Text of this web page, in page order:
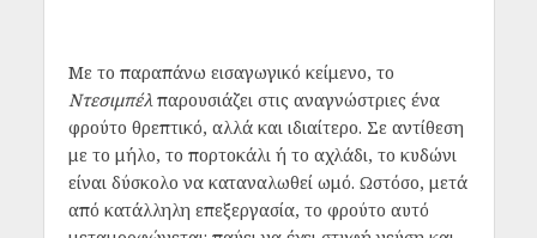
Με το παραπάνω εισαγωγικό κείμενο, το
Ντεσιμπέλπαρουσιάζει στις αναγνώστριες ένα
φρούτο θρεπτικό, αλλά και ιδιαίτερο. Σε αντίθεση
με το μήλο, το πορτοκάλι ή το αχλάδι, το κυδώνι
είναι δύσκολο να καταναλωθεί ωμό. Ωστόσο, μετά
από κατάλληλη επεξεργασία, το φρούτο αυτό